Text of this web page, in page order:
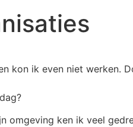
kon ik even niet werken.
omgeving ken ik veel